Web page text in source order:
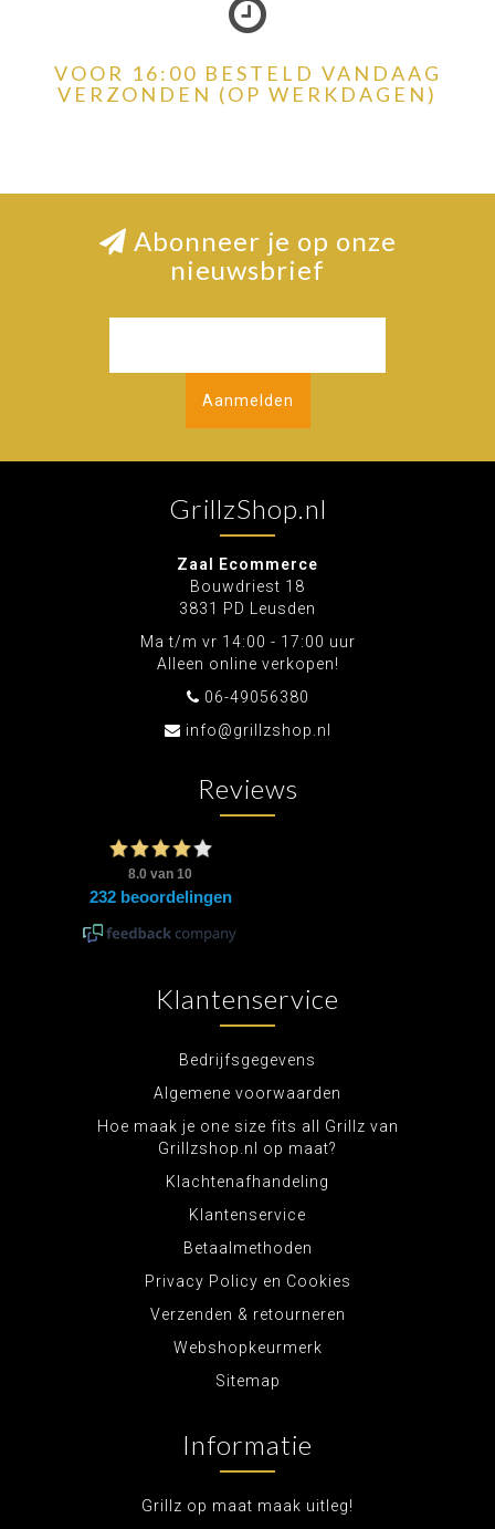
VOOR 16:00 BESTELD VANDAAG
VERZONDEN (OP WERKDAGEN)
Abonneer je op onze
nieuwsbrief
Aanmelden
GrillzShop.nl
Zaal Ecommerce
Bouwdriest 18
3831 PD Leusden
Ma t/m vr 14:00 - 17:00 uur
Alleen online verkopen!
06-49056380
info@grillzshop.nl
Reviews
Klantenservice
Bedrijfsgegevens
Algemene voorwaarden
Hoe maak je one size fits all Grillz van
Grillzshop.nl op maat?
Klachtenafhandeling
Klantenservice
Betaalmethoden
Privacy Policy en Cookies
Verzenden & retourneren
Webshopkeurmerk
Sitemap
Informatie
Grillz op maat maak uitleg!